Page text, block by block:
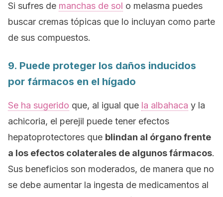
Si sufres de manchas de sol o melasma puedes
buscar cremas tópicas que lo incluyan como parte
de sus compuestos.
9. Puede proteger los daños inducidos
por fármacos en el hígado
Se ha sugerido que, al igual que la albahaca y la
achicoria, el perejil puede tener efectos
hepatoprotectores que blindan al órgano frente
a los efectos colaterales de algunos fármacos.
Sus beneficios son moderados, de manera que no
se debe aumentar la ingesta de medicamentos al